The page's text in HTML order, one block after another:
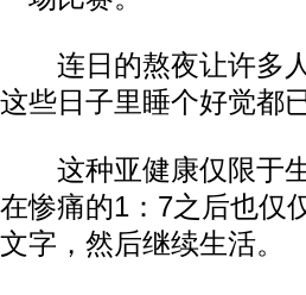
连日的熬夜让许多人
这些日子里睡个好觉都
这种亚健康仅限于生
在惨痛的1：7之后也仅
文字，然后继续生活。